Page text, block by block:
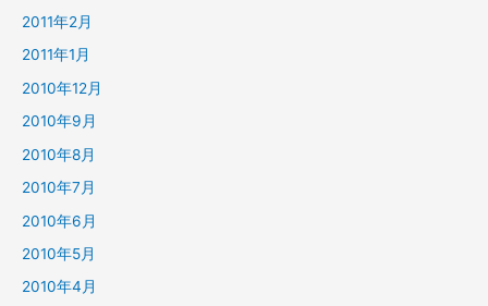
2011年2月
2011年1月
2010年12月
2010年9月
2010年8月
2010年7月
2010年6月
2010年5月
2010年4月